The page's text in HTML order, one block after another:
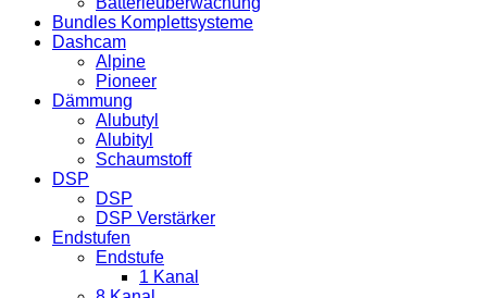
Bundles Komplettsysteme
Dashcam
Alpine
Pioneer
Dämmung
Alubutyl
Alubityl
Schaumstoff
DSP
DSP
DSP Verstärker
Endstufen
Endstufe
1 Kanal